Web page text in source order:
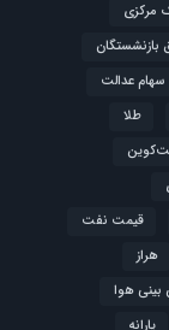
مرکزی
سهام عدالت
طلا
قیمت نفت
هراز
هوا